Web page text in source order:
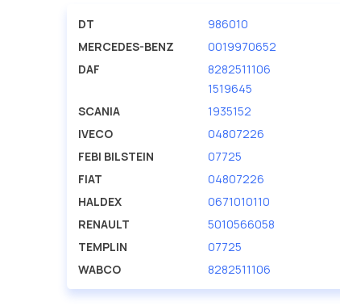
в большом ассортименте.
производителя TRUCKTEC.
DT 986010
MERCEDES-BENZ
0019970652
DAF
8282511106
1519645
SCANIA
1935152
IVECO
04807226
FEBI BILSTEIN
07725
FIAT
04807226
HALDEX
0671010110
RENAULT
5010566058
TEMPLIN
07725
WABCO
8282511106